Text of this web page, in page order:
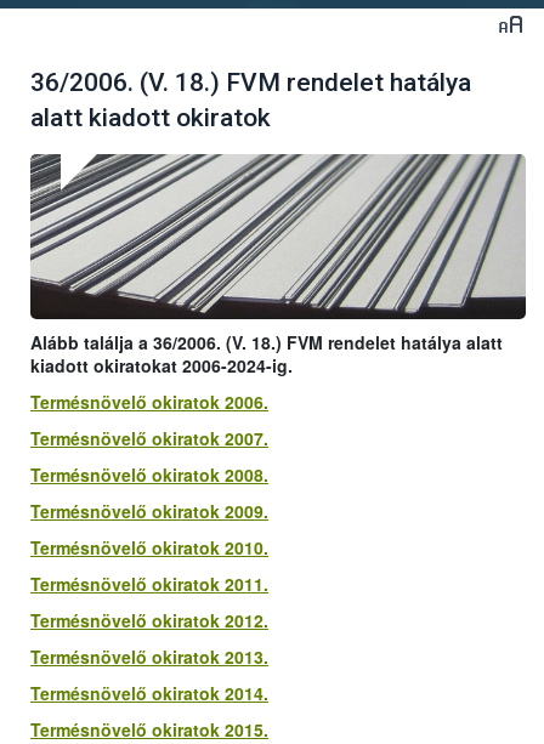
36/2006. (V. 18.) FVM rendelet hatálya
alatt kiadott okiratok
Alább találja a 36/2006. (V. 18.) FVM rendelet hatálya alatt
kiadott okiratokat 2006-2024-ig.
Termésnövelő okiratok 2006.
Termésnövelő okiratok 2007.
Termésnövelő okiratok 2008.
Termésnövelő okiratok 2009.
Termésnövelő okiratok 2010.
Termésnövelő okiratok 2011.
Termésnövelő okiratok 2012.
Termésnövelő okiratok 2013.
Termésnövelő okiratok 2014.
Termésnövelő okiratok 2015.